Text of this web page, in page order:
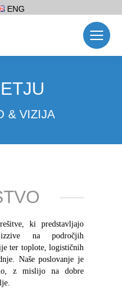
ENG
& VIZIJA
ki predstavljajo
na področjih
ter toplote, logističnih
Naše poslovanje je
z mislijo na dobre